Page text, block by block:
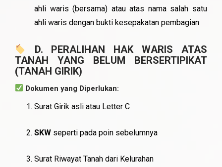
ahli waris (bersama) atau atas nama salah satu
ahli waris dengan bukti kesepakatan pembagian
D. PERALIHAN HAK WARIS ATAS
TANAH YANG BELUM BERSERTIPIKAT
(TANAH GIRIK)
Dokumen yang Diperlukan:
Surat Girik asli atau Letter C
SKW seperti pada poin sebelumnya
Surat Riwayat Tanah dari Kelurahan